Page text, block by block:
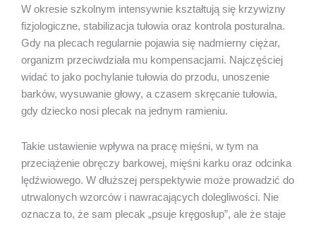
W okresie szkolnym intensywnie kształtują się krzywizny
fizjologiczne, stabilizacja tułowia oraz kontrola posturalna.
Gdy na plecach regularnie pojawia się nadmierny ciężar,
organizm przeciwdziała mu kompensacjami. Najczęściej
widać to jako pochylanie tułowia do przodu, unoszenie
barków, wysuwanie głowy, a czasem skręcanie tułowia,
gdy dziecko nosi plecak na jednym ramieniu.
Takie ustawienie wpływa na pracę mięśni, w tym na
przeciążenie obręczy barkowej, mięśni karku oraz odcinka
lędźwiowego. W dłuższej perspektywie może prowadzić do
utrwalonych wzorców i nawracających dolegliwości. Nie
oznacza to, że sam plecak „psuje kręgosłup”, ale że staje